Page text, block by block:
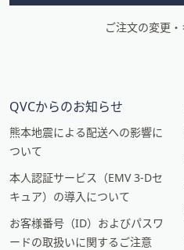
ご注文の変更
QVCからのお知らせ
熊本地震による配送への影響に
ついて
本人認証サービス（EMV 3-Dセ
キュア）の導入について
お客様番号（ID）およびパスワ
ードの取扱いに関するご注意